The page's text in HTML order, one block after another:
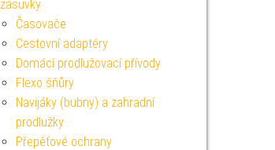
zásuvky
Časovače
Cestovní adaptéry
Domácí prodlužovací přívody
Flexo šňůry
Navijáky (bubny) a zahradní
prodlužky
Přepěťové ochrany